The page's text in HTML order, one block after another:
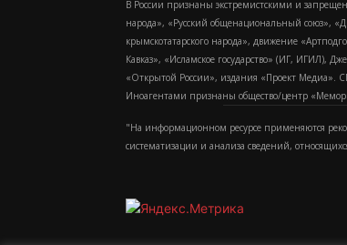
В России признаны экстремистскими и
народа», «Русский общенациональный союз»,
крымскотатарского народа», движение
Кавказ», «Исламское государство» (ИГ, ИГИЛ),
«Открытой России», издания «Проект Медиа».
Иноагентами признаны общество/центр
"На информационном ресурсе применяются
систематизации и анализа сведений,